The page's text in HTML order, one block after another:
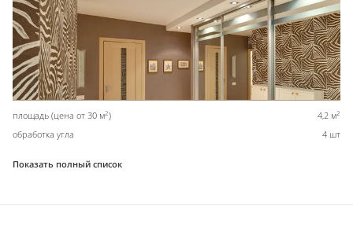
площадь (цена от 30 м2) 4,2 м2
обработка угла 4 шт
Показать полный список